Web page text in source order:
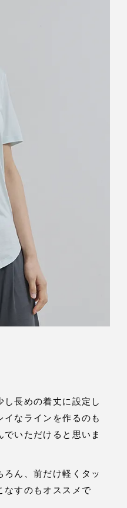
長めの着丈に設定し
なラインを作るのも
いただけると思いま
ん、前だけ軽くタッ
なすのもオススメで